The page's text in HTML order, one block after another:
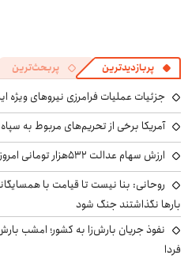
پربازدیدترین پربحث‌ترین
جزئیات عملیات فرامرزی نیروهای ویژه
آمریکا برخی از تحریم‌های مربوط به سپاه
ارزش سهام عدالت ۵۳۲هزار تومانی امروز چهارشنبه ۱۴ مرداد
روحانی: بنا نیست تا قیامت با
بارها نگذاشتند جنگ شود
فردا